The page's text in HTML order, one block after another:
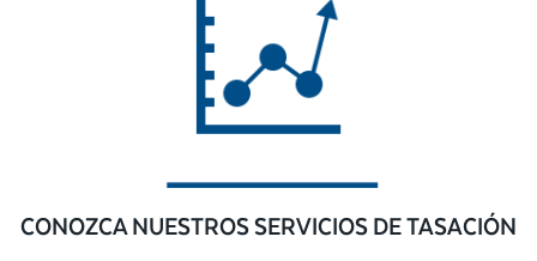
CONOZCA NUESTROS SERVICIOS DE TASACIÓN